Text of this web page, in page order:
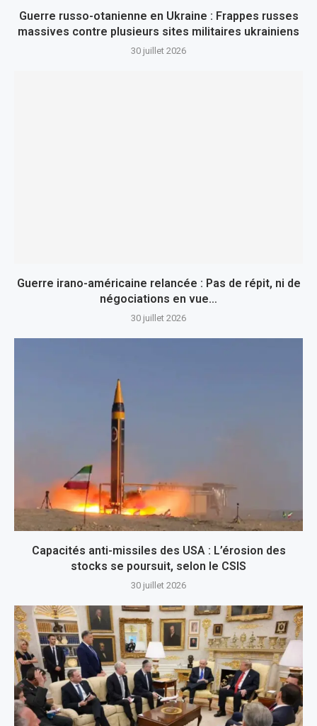
Guerre russo-otanienne en Ukraine : Frappes russes
massives contre plusieurs sites militaires ukrainiens
30 juillet 2026
Guerre irano-américaine relancée : Pas de répit, ni de
négociations en vue…
30 juillet 2026
Capacités anti-missiles des USA : L’érosion des
stocks se poursuit, selon le CSIS
30 juillet 2026